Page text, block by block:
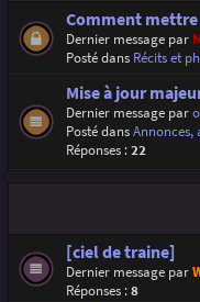
Comment mettre
Dernier message par
Posté dans Récits et
Mise à jour
Dernier message par
Posté dans
Réponses :22
[ciel de traine]
Dernier message par
Réponses :8